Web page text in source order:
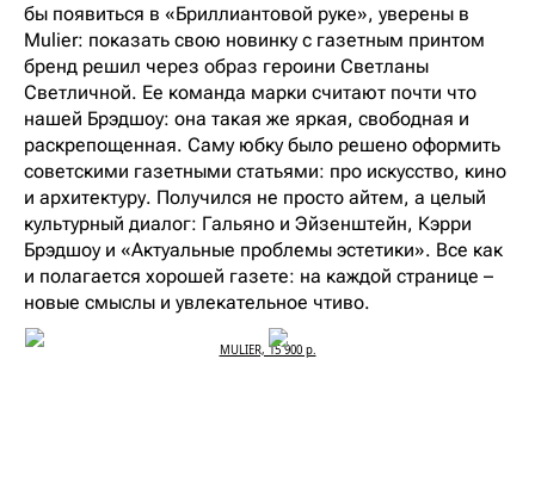
бы появиться в «Бриллиантовой руке», уверены в
Mulier: показать свою новинку с газетным принтом
бренд решил через образ героини Светланы
Светличной. Ее команда марки считают почти что
нашей Брэдшоу: она такая же яркая, свободная и
раскрепощенная. Саму юбку было решено оформить
советскими газетными статьями: про искусство, кино
и архитектуру. Получился не просто айтем, а целый
культурный диалог: Гальяно и Эйзенштейн, Кэрри
Брэдшоу и «Актуальные проблемы эстетики». Все как
и полагается хорошей газете: на каждой странице –
новые смыслы и увлекательное чтиво.
MULIER, 15 900 р.